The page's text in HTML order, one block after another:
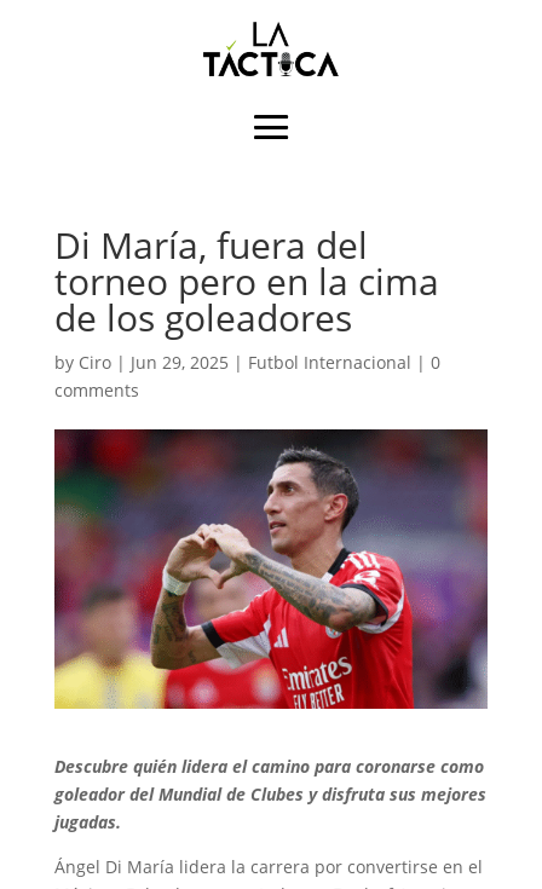
Di María, fuera del
torneo pero en la cima
de los goleadores
by Ciro| Jun 29, 2025 | Futbol Internacional | 0
comments
Descubre quién lidera el camino para coronarse como
goleador del Mundial de Clubes y disfruta sus mejores
jugadas.
Ángel Di María lidera la carrera por convertirse en el